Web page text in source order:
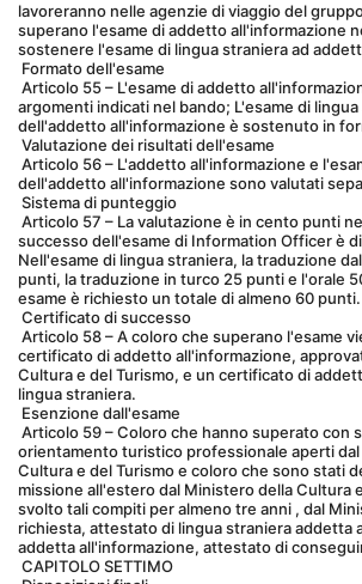
lavoreranno nelle agenzie di viaggio del
superano l'esame di addetto all'informazione
sostenere l'esame di lingua straniera ad
Formato dell'esame
argomenti indicati nel bando; L'esame di
dell'addetto all'informazione è sostenuto in
Valutazione dei risultati dell'esame
dell'addetto all'informazione sono valutati
Sistema di punteggio
successo dell'esame di Information Officer è
Nell'esame di lingua straniera, la traduzione
punti, la traduzione in turco 25 punti e l'orale
esame è richiesto un totale di almeno 60 punti.
Certificato di successo
certificato di addetto all'informazione,
Cultura e del Turismo, e un certificato di
lingua straniera.
Esenzione dall'esame
orientamento turistico professionale aperti
Cultura e del Turismo e coloro che sono stati
missione all'estero dal Ministero della Cultura
svolto tali compiti per almeno tre anni , dal
richiesta, attestato di lingua straniera addetta
addetta all'informazione, attestato di
CAPITOLO SETTIMO